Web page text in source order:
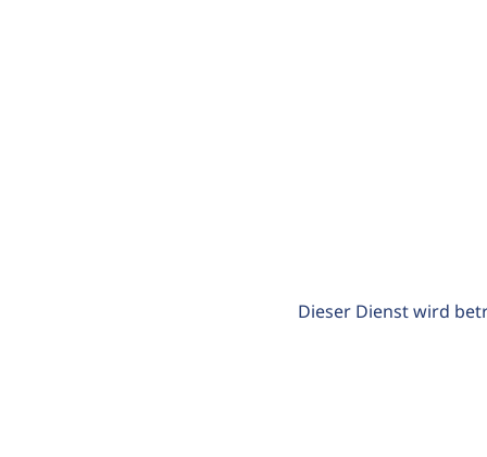
Dieser Dienst wird